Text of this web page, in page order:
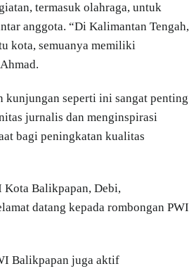
termasuk olahraga, untuk
anggota. “Di Kalimantan Tengah,
kota, semuanya memiliki
kunjungan seperti ini sangat penting
jurnalis dan menginspirasi
bagi peningkatan kualitas
Kota Balikpapan, Debi,
datang kepada rombongan PWI
Balikpapan juga aktif